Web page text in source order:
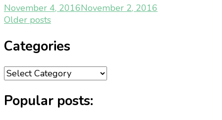
November 4, 2016November 2, 2016
Posts
navigation
Older posts
Categories
Categories
Popular posts: